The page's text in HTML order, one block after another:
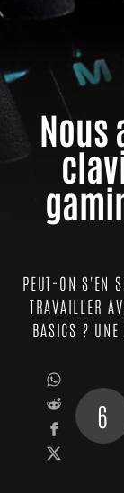
Nous
PEUT-ON S'EN
TRAVAILLER
BASICS ? UNE
6